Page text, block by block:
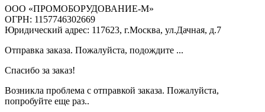
ООО «ПРОМОБОРУДОВАНИЕ-М»
ОГРН: 1157746302669
Юридический адрес: 117623, г.Москва, ул.Дачная, д.7
Отправка заказа. Пожалуйста, подождите ...
Спасибо за заказ!
Возникла проблема с отправкой заказа. Пожалуйста,
попробуйте еще раз..